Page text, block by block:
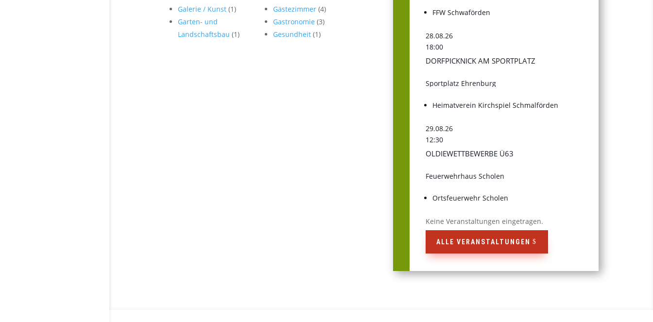
Galerie / Kunst (1)
Garten- und
Landschaftsbau (1)
Gästezimmer(4)
Gastronomie(3)
Gesundheit(1)
FFW Schwaförden
28.08.26
18:00
DORFPICKNICK AM SPORTPLATZ
Sportplatz Ehrenburg
Heimatverein Kirchspiel Schmalförden
29.08.26
12:30
OLDIEWETTBEWERBE Ü63
Feuerwehrhaus Scholen
Ortsfeuerwehr Scholen
Keine Veranstaltungen eingetragen.
ALLE VERANSTALTUNGEN